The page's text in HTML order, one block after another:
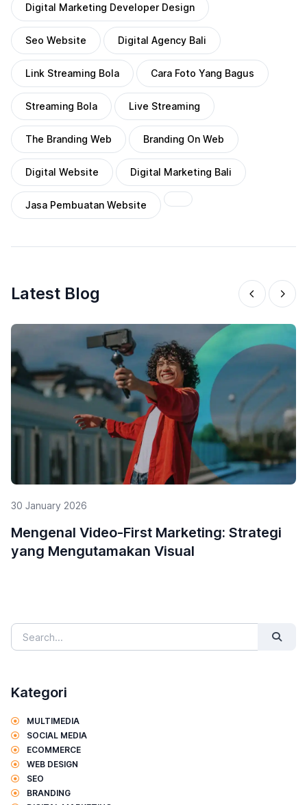
Digital Marketing Developer Design
Seo Website Digital Agency Bali
Link Streaming Bola Cara Foto Yang Bagus
Streaming Bola Live Streaming
The Branding Web Branding On Web
Digital Website Digital Marketing Bali
Jasa Pembuatan Website
Latest Blog
29 January 2026
Penting untuk UMKM
Kategori
MULTIMEDIA
SOCIAL MEDIA
ECOMMERCE
WEB DESIGN
SEO
BRANDING